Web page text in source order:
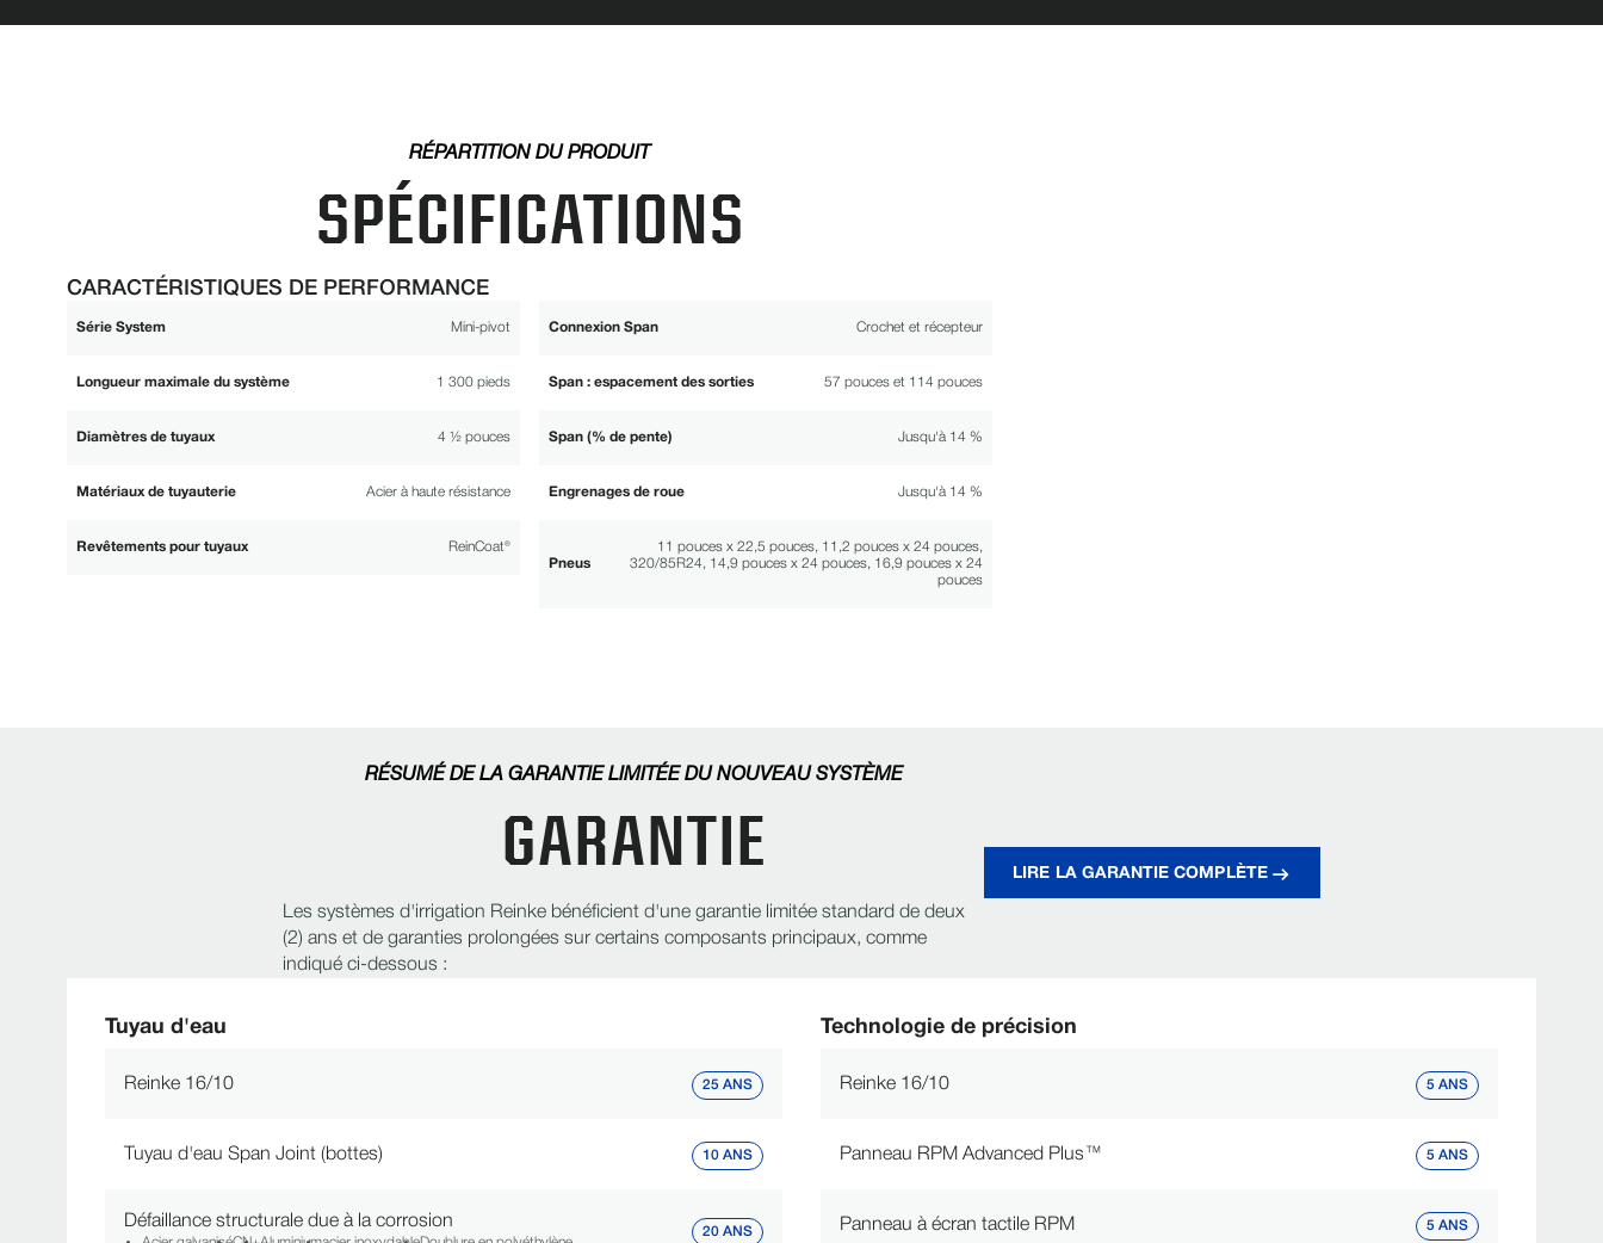
RÉPARTITION DU PRODUIT
SPÉCIFICATIONS
CARACTÉRISTIQUES DE PERFORMANCE
Série System Mini-pivot
Longueur maximale du système 1 300 pieds
Diamètres de tuyaux 4 ½ pouces
Matériaux de tuyauterie Acier à haute résistance
Revêtements pour tuyaux ReinCoat®
Connexion Span Crochet et récepteur
Span : espacement des sorties 57 pouces et 114 pouces
Span (% de pente) Jusqu'à 14 %
Engrenages de roue Jusqu'à 14 %
Pneus
11 pouces x 22,5 pouces, 11,2 pouces x 24 pouces,
320/85R24, 14,9 pouces x 24 pouces, 16,9 pouces x 24
pouces
RÉSUMÉ DE LA GARANTIE LIMITÉE DU NOUVEAU SYSTÈME
GARANTIE
Les systèmes d'irrigation Reinke bénéficient d'une garantie limitée standard de deux
(2) ans et de garanties prolongées sur certains composants principaux, comme
indiqué ci-dessous :
LIRE LA GARANTIE COMPLÈTE
Tuyau d'eau
Reinke 16/10 25 ANS
Tuyau d'eau Span Joint (bottes) 10 ANS
Défaillance structurale due à la corrosion
20 ANS
Technologie de précision
Reinke 16/10 5 ANS
Panneau RPM Advanced Plus™ 5 ANS
Panneau à écran tactile RPM 5 ANS